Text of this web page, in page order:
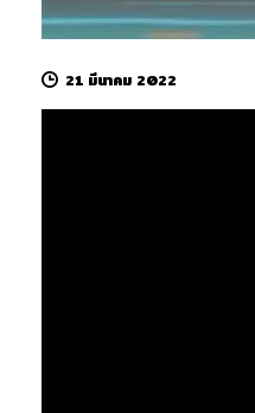
21 มีนาคม 2022